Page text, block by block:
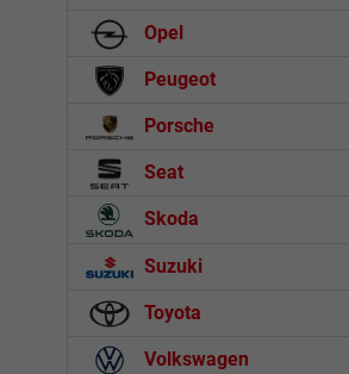
Opel
Peugeot
Porsche
Seat
Skoda
Suzuki
Toyota
Volkswagen